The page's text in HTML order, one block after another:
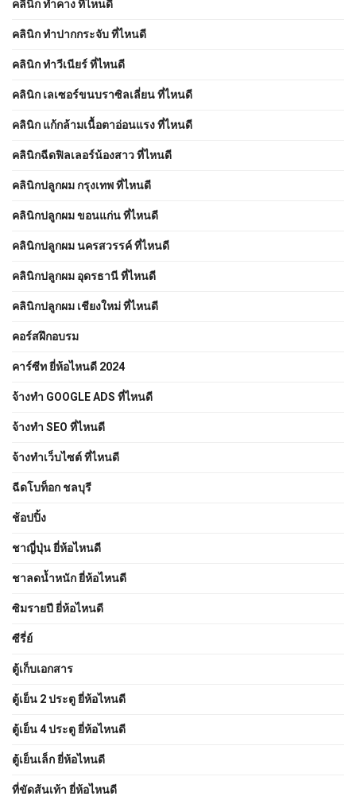
คลินิก ทำคาง ที่ไหนดี
คลินิก ทำปากกระจับ ที่ไหนดี
คลินิก ทำวีเนียร์ ที่ไหนดี
คลินิก เลเซอร์ขนบราซิลเลี่ยน ที่ไหนดี
คลินิก แก้กล้ามเนื้อตาอ่อนแรง ที่ไหนดี
คลินิกฉีดฟิลเลอร์น้องสาว ที่ไหนดี
คลินิกปลูกผม กรุงเทพ ที่ไหนดี
คลินิกปลูกผม ขอนแก่น ที่ไหนดี
คลินิกปลูกผม นครสวรรค์ ที่ไหนดี
คลินิกปลูกผม อุดรธานี ที่ไหนดี
คลินิกปลูกผม เชียงใหม่ ที่ไหนดี
คอร์สฝึกอบรม
คาร์ซีท ยี่ห้อไหนดี 2024
จ้างทํา GOOGLE ADS ที่ไหนดี
จ้างทํา SEO ที่ไหนดี
จ้างทําเว็บไซต์ ที่ไหนดี
ฉีดโบท็อก ชลบุรี
ช้อปปิ้ง
ชาญี่ปุ่น ยี่ห้อไหนดี
ชาลดน้ำหนัก ยี่ห้อไหนดี
ซิมรายปี ยี่ห้อไหนดี
ซีรี่ย์
ตู้เก็บเอกสาร
ตู้เย็น 2 ประตู ยี่ห้อไหนดี
ตู้เย็น 4 ประตู ยี่ห้อไหนดี
ตู้เย็นเล็ก ยี่ห้อไหนดี
ที่ขัดส้นเท้า ยี่ห้อไหนดี